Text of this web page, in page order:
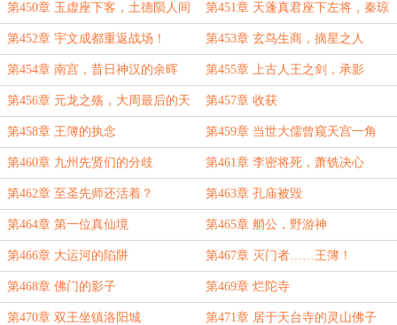
第450章 玉虚座下客，土德陨人间 第451章 天蓬真君座下左将，秦琼
命星之亮！
第452章 宇文成都重返战场！ 第453章 玄鸟生商，摘星之人
第454章 南宫，昔日神汉的余晖 第455章 上古人王之剑，承影
第456章 元龙之殇，大周最后的天
子
第457章 收获
第458章 王簿的执念 第459章 当世大儒曾窥天宫一角
第460章 九州先贤们的分歧 第461章 李密将死，萧铣决心
第462章 至圣先师还活着？ 第463章 孔庙被毁
第464章 第一位真仙境 第465章 艄公，野游神
第466章 大运河的陷阱 第467章 灭门者……王簿！
第468章 佛门的影子 第469章 烂陀寺
第470章 双王坐镇洛阳城 第471章 居于天台寺的灵山佛子